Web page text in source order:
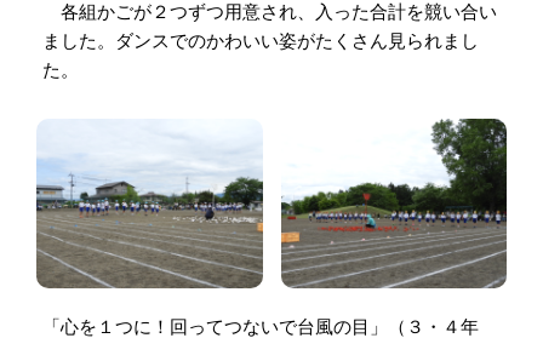
各組かごが２つずつ用意され、入った合計を競い合い
ました。ダンスでのかわいい姿がたくさん見られまし
た。
「心を１つに！回ってつないで台風の目」（３・４年